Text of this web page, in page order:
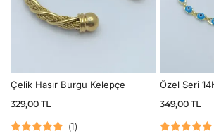
Çelik Hasır Burgu Kelepçe
329,00 TL
(1)
Özel Seri
349,00 TL